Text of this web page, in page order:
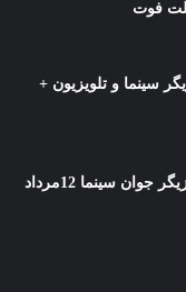
فوت
سینما و تلویزیون +
درگذشت مریم همتیان بازیگر جوان سینما 12مرداد